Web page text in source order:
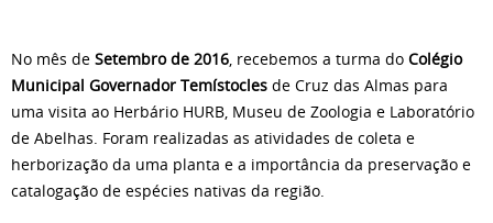
No mês de Setembro de 2016, recebemos a turma do Colégio
Municipal Governador Temístocles de Cruz das Almas para
uma visita ao Herbário HURB, Museu de Zoologia e Laboratório
de Abelhas. Foram realizadas as atividades de coleta e
herborização da uma planta e a importância da preservação e
catalogação de espécies nativas da região.